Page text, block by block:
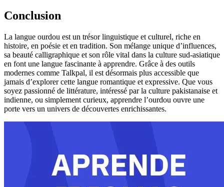
Conclusion
La langue ourdou est un trésor linguistique et culturel, riche en
histoire, en poésie et en tradition. Son mélange unique d’influences,
sa beauté calligraphique et son rôle vital dans la culture sud-asiatique
en font une langue fascinante à apprendre. Grâce à des outils
modernes comme Talkpal, il est désormais plus accessible que
jamais d’explorer cette langue romantique et expressive. Que vous
soyez passionné de littérature, intéressé par la culture pakistanaise et
indienne, ou simplement curieux, apprendre l’ourdou ouvre une
porte vers un univers de découvertes enrichissantes.